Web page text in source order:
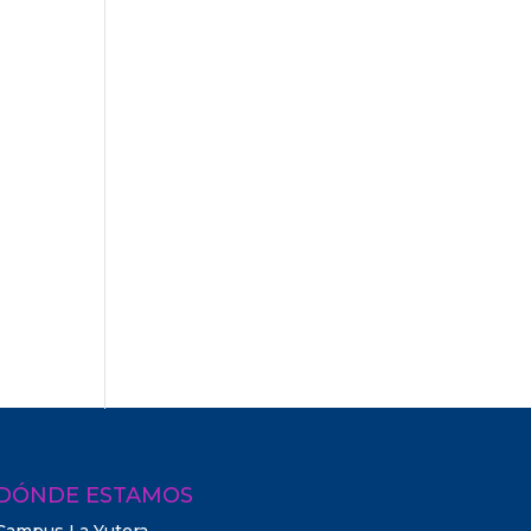
ESTAMOS